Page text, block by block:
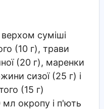
суміші
(10 г), трави
(20 г), маренки
сизої (25 г) і
(15 г)
окропу і п'ють